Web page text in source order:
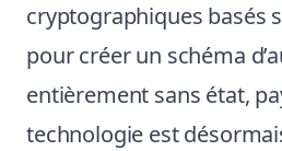
cryptographiques basés
pour créer un schéma
entièrement sans état,
technologie est